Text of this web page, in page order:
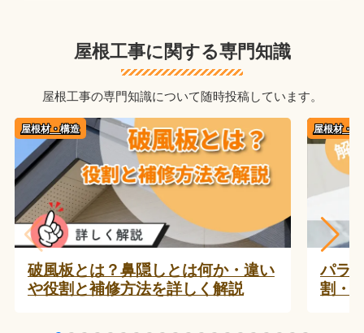
屋根工事に関する専門知識
屋根工事の専門知識について随時投稿しています。
屋根材・構造
破風板とは？鼻隠しとは何か・違い
や役割と補修方法を詳しく解説
屋根材・
パラ
割・